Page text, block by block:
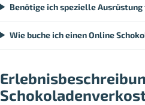
Benötige ich spezielle
Wie buche ich einen Online